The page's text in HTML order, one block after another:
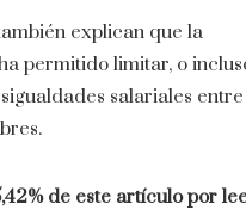
explican que la
permitido limitar, o
salariales entre
de este artículo por